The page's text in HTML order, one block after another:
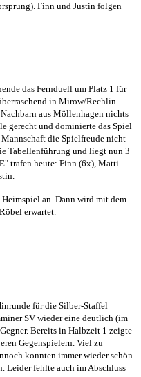
Finn und Justin folgen
das Fernduell um Platz 1 für
in Mirow/Rechlin
aus Möllenhagen nichts
gerecht und dominierte das Spiel
die Spielfreude nicht
Tabellenführung und liegt nun 3
trafen heute: Finn (6x), Matti
an. Dann wird mit dem
erwartet.
für die Silber-Staffel
SV wieder eine deutlich (im
Bereits in Halbzeit 1 zeigte
Gegenspielern. Viel zu
konnten immer wieder schön
Leider fehlte auch im Abschluss